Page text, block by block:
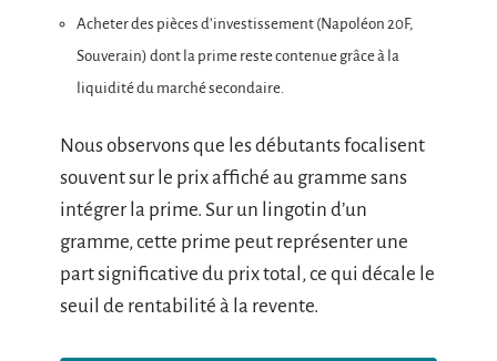
Acheter des pièces d’investissement (Napoléon 20F,
Souverain) dont la prime reste contenue grâce à la
liquidité du marché secondaire.
Nous observons que les débutants focalisent
souvent sur le prix affiché au gramme sans
intégrer la prime. Sur un lingotin d’un
gramme, cette prime peut représenter une
part significative du prix total, ce qui décale le
seuil de rentabilité à la revente.